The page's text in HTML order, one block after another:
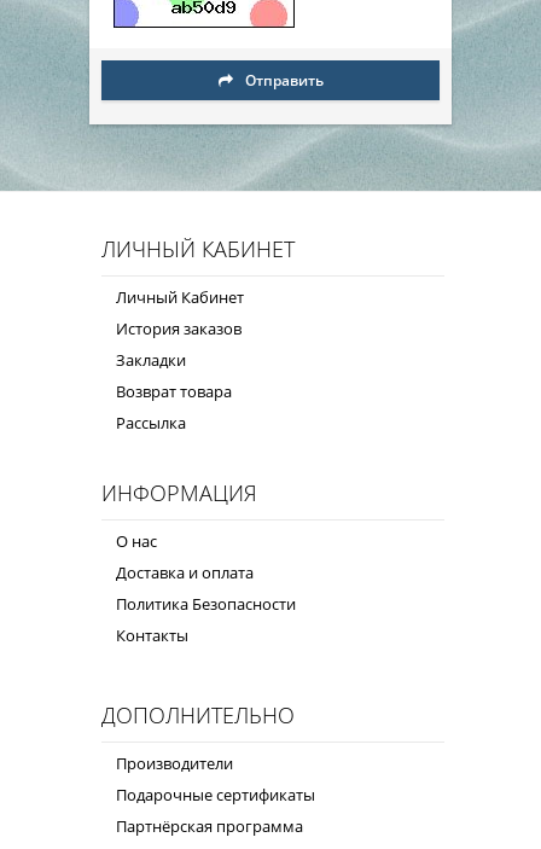
Отправить
ЛИЧНЫЙ КАБИНЕТ
Личный Кабинет
История заказов
Закладки
Возврат товара
Рассылка
ИНФОРМАЦИЯ
О нас
Доставка и оплата
Политика Безопасности
Контакты
ДОПОЛНИТЕЛЬНО
Производители
Подарочные сертификаты
Партнёрская программа